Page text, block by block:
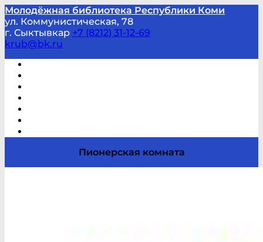
Молодёжная библиотека Республики Коми
ул. Коммунистическая, 78
г. Сыктывкар +7 (8212) 31-12-69
krub@bk.ru
Пионерская комната